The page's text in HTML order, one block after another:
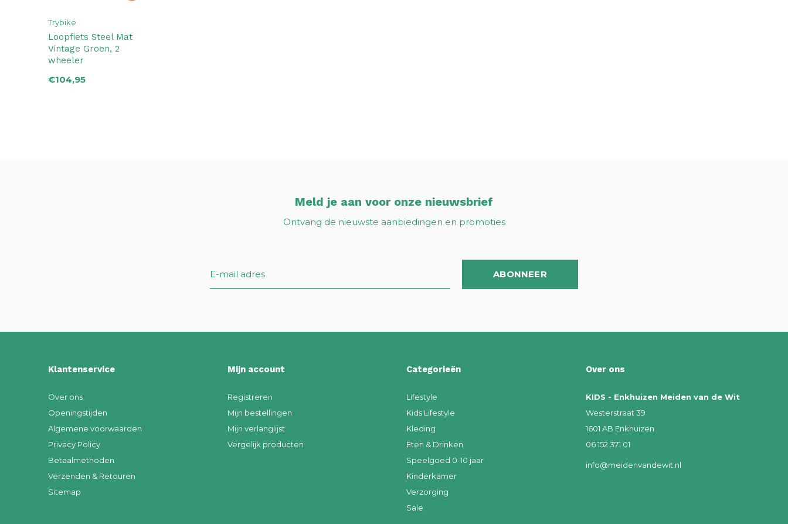
Trybike
Loopfiets Steel Mat
Vintage Groen, 2
wheeler
€104,95
Meld je aan voor onze nieuwsbrief
Ontvang de nieuwste aanbiedingen en promoties
ABONNEER
Klantenservice
Over ons
Openingstijden
Algemene voorwaarden
Privacy Policy
Betaalmethoden
Verzenden & Retouren
Sitemap
Mijn account
Registreren
Mijn bestellingen
Mijn verlanglijst
Vergelijk producten
Categorieën
Lifestyle
Kids Lifestyle
Kleding
Eten & Drinken
Speelgoed 0-10 jaar
Kinderkamer
Verzorging
Sale
Over ons
KIDS - Enkhuizen Meiden van de Wit
Westerstraat 39
1601 AB Enkhuizen
06 152 371 01
info@meidenvandewit.nl